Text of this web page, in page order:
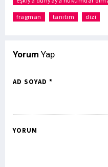
fragman tanıtım dizi
Yorum Yap
AD SOYAD *
YORUM